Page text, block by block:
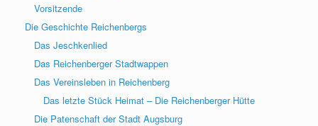
Vorsitzende
Die Geschichte Reichenbergs
Das Jeschkenlied
Das Reichenberger Stadtwappen
Das Vereinsleben in Reichenberg
Das letzte Stück Heimat – Die Reichenberger Hütte
Die Patenschaft der Stadt Augsburg